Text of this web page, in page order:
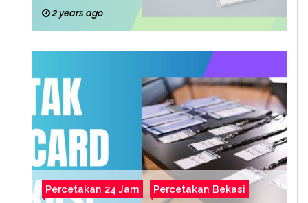
2 years ago
Percetakan 24 Jam Percetakan Bekasi